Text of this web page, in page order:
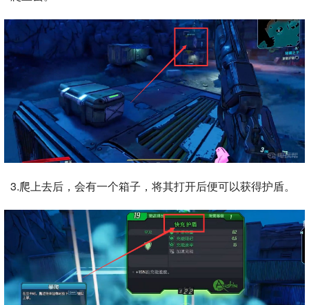
3.爬上去后，会有一个箱子，将其打开后便可以获得护盾。